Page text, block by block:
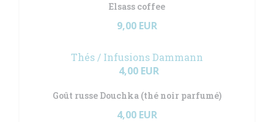
Elsass coffee
9,00 EUR
Thés / Infusions Dammann
4,00 EUR
Goût russe Douchka (thé noir parfumé)
4,00 EUR